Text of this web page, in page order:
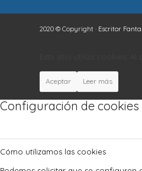
2020 © Copyright · Escritor
Aceptar Leer más
Configuración de
Cómo utilizamos las cookies